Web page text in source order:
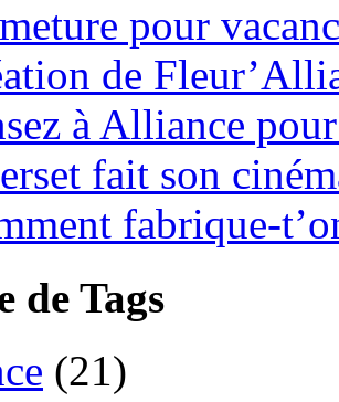
pour
de
à Alliance
fait son
fabrique-
de Tags
(21)